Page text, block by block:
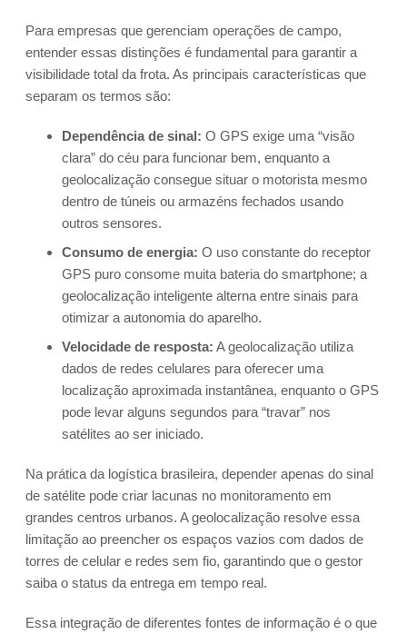
Para empresas que gerenciam operações de campo,
entender essas distinções é fundamental para garantir a
visibilidade total da frota. As principais características que
separam os termos são:
Dependência de sinal: O GPS exige uma “visão
clara” do céu para funcionar bem, enquanto a
geolocalização consegue situar o motorista mesmo
dentro de túneis ou armazéns fechados usando
outros sensores.
Consumo de energia: O uso constante do receptor
GPS puro consome muita bateria do smartphone; a
geolocalização inteligente alterna entre sinais para
otimizar a autonomia do aparelho.
Velocidade de resposta: A geolocalização utiliza
dados de redes celulares para oferecer uma
localização aproximada instantânea, enquanto o GPS
pode levar alguns segundos para “travar” nos
satélites ao ser iniciado.
Na prática da logística brasileira, depender apenas do sinal
de satélite pode criar lacunas no monitoramento em
grandes centros urbanos. A geolocalização resolve essa
limitação ao preencher os espaços vazios com dados de
torres de celular e redes sem fio, garantindo que o gestor
saiba o status da entrega em tempo real.
Essa integração de diferentes fontes de informação é o que